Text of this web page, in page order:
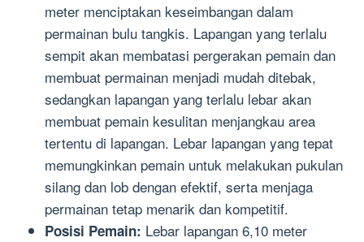
meter menciptakan keseimbangan dalam
permainan bulu tangkis. Lapangan yang terlalu
sempit akan membatasi pergerakan pemain dan
membuat permainan menjadi mudah ditebak,
sedangkan lapangan yang terlalu lebar akan
membuat pemain kesulitan menjangkau area
tertentu di lapangan. Lebar lapangan yang tepat
memungkinkan pemain untuk melakukan pukulan
silang dan lob dengan efektif, serta menjaga
permainan tetap menarik dan kompetitif.
Posisi Pemain: Lebar lapangan 6,10 meter